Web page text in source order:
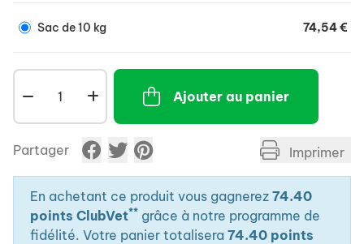
Sac de 10 kg 74,54 €
Ajouter au panier
Partager Imprimer
En achetant ce produit vous gagnerez 74.40
points ClubVet** grâce à notre programme de
fidélité. Votre panier totalisera 74.40 points